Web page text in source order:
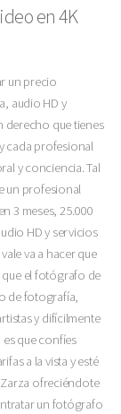
en 4K
un precio
audio HD y
derecho que tienes
cada profesional
y conciencia. Tal
un profesional
3 meses, 25.000
HD y servicios
va a hacer que
que el fotógrafo de
de fotografía,
y difícilmente
que confíes
a la vista y esté
ofreciéndote
un fotógrafo